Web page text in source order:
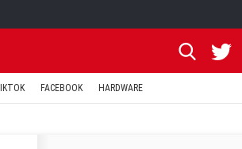
FACEBOOK HARDWARE